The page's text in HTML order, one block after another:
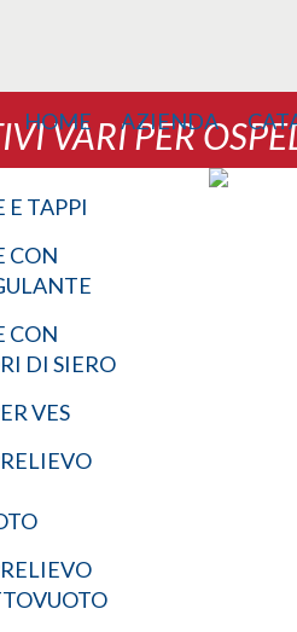
HOME AZIENDA
VARI PER
E TAPPI
CON
CON
DI SIERO
VES